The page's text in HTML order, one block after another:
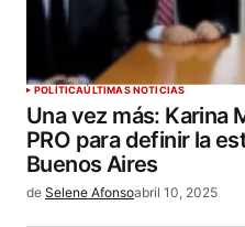
POLÍTICAÚLTIMAS NOTICIAS
Una vez más: Karina
PRO para definir la
Buenos Aires
de Selene Afonsoabril 10, 2025